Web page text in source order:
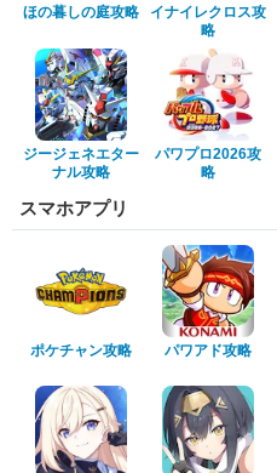
ほの暮しの庭攻略
イナイレクロス攻
略
ジージェネエター
ナル攻略
パワプロ2026攻
略
スマホアプリ
ポケチャン攻略 パワアド攻略